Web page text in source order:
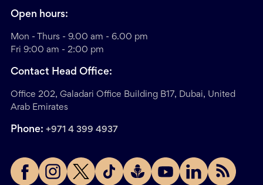
Open hours:
Mon - Thurs - 9.00 am - 6.00 pm
Fri 9:00 am - 2:00 pm
Contact Head Office:
Office 202, Galadari Office Building B17, Dubai, United
Arab Emirates
Phone: +971 4 399 4937